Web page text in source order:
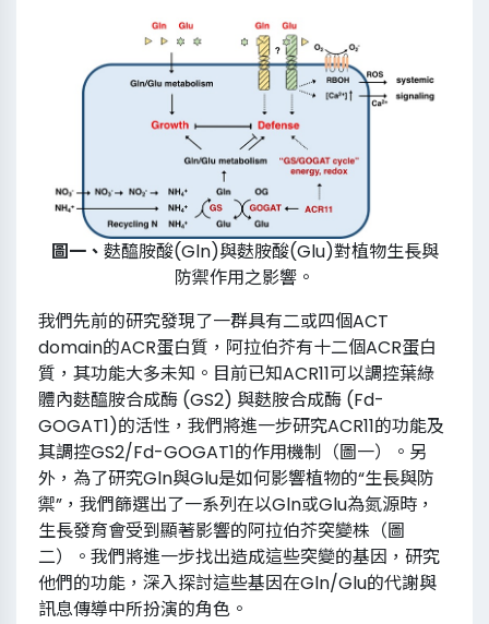
圖一、 麩醯胺酸(Gln)與麩胺酸(Glu)對植物生長與
防禦作用之影響。
我們先前的研究發現了一群具有二或四個ACT
domain的ACR蛋白質，阿拉伯芥有十二個ACR蛋白
質，其功能大多未知。目前已知ACR11可以調控葉綠
體內麩醯胺合成酶 (GS2) 與麩胺合成酶 (Fd-
GOGAT1)的活性，我們將進一步研究ACR11的功能及
其調控GS2/Fd-GOGAT1的作用機制（圖一）。另
外，為了研究Gln與Glu是如何影響植物的“生長與防
禦”，我們篩選出了一系列在以Gln或Glu為氮源時，
生長發育會受到顯著影響的阿拉伯芥突變株（圖
二）。我們將進一步找出造成這些突變的基因，研究
他們的功能，深入探討這些基因在Gln/Glu的代謝與
訊息傳導中所扮演的角色。